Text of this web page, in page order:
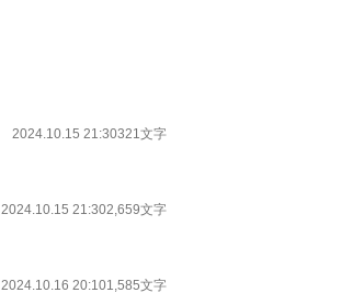
2024.10.15 21:30321文字
2024.10.15 21:302,659文字
2024.10.16 20:101,585文字